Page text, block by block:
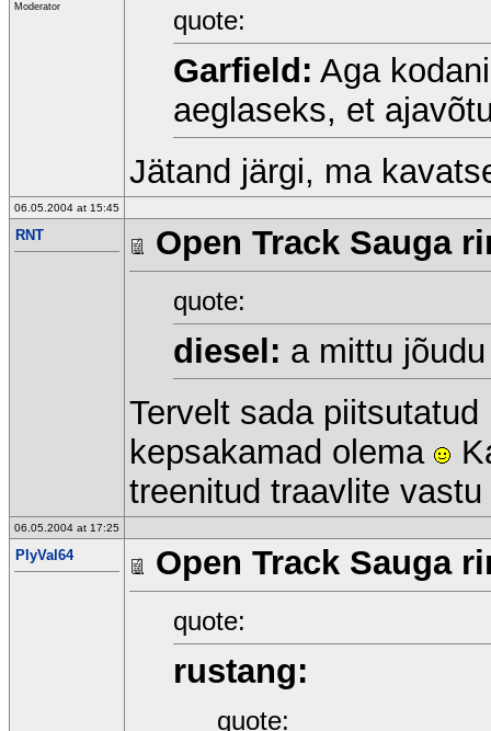
Moderator quote:
Garfield: Aga
aeglaseks, et
Jätand järgi, ma
06.05.2004 at 15:45
RNT Open Track Sauga
quote:
diesel: a mittu
Tervelt sada
kepsakamad olema
treenitud traavlite
06.05.2004 at 17:25
PlyVal64 Open Track Sauga
quote:
rustang:
quote: